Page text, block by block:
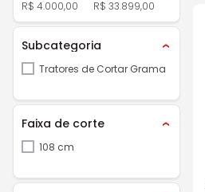
Subcategoria
Tratores de Cortar Grama
Faixa de corte
108 cm
R$ 4.000,00 R$ 33.899,00